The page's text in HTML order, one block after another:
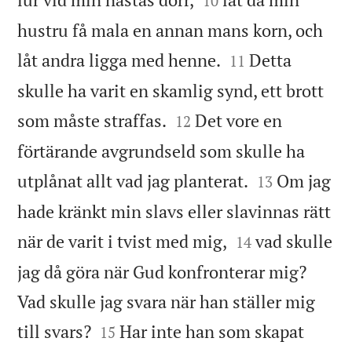
hustru få mala en annan mans korn, och
låt andra ligga med henne. 

11 Detta
skulle ha varit en skamlig synd, ett brott
som måste straffas. 

12 Det vore en
förtärande avgrundseld som skulle ha
utplånat allt vad jag planterat. 

13 Om jag
hade kränkt min slavs eller slavinnas rätt
när de varit i tvist med mig, 

14 vad skulle
jag då göra när Gud konfronterar mig?
Vad skulle jag svara när han ställer mig
till svars?
15 Har inte han som skapat